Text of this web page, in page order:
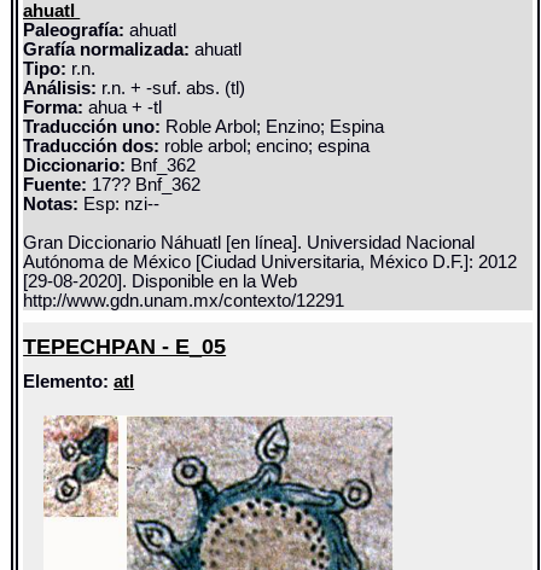
ahuatl
Paleografía: ahuatl
Grafía normalizada: ahuatl
Tipo: r.n.
Análisis: r.n. + -suf. abs. (tl)
Forma: ahua + -tl
Traducción uno: Roble Arbol; Enzino; Espina
Traducción dos: roble arbol; encino; espina
Diccionario: Bnf_362
Fuente: 17?? Bnf_362
Notas: Esp: nzi--
Gran Diccionario Náhuatl [en línea]. Universidad Nacional
Autónoma de México [Ciudad Universitaria, México D.F.]: 2012
[29-08-2020]. Disponible en la Web
http://www.gdn.unam.mx/contexto/12291
TEPECHPAN - E_05
Elemento:atl